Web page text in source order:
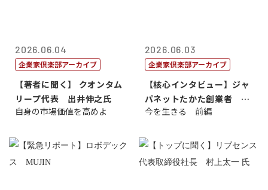
2026.06.04
企業家倶楽部アーカイブ
【著者に聞く】 クオンタム
リープ代表 出井伸之氏
自身の市場価値を高めよ
2026.06.03
企業家倶楽部アーカイブ
【核心インタビュー】ジャ
パネットたかた創業者 髙
田 明氏
今を生きる 前編